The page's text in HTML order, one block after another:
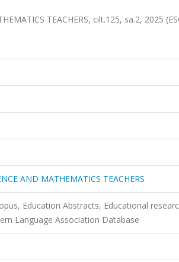
TEACHERS, cilt.125, sa.2, 2025
AND MATHEMATICS TEACHERS
Education Abstracts, Educational
Language Association Database